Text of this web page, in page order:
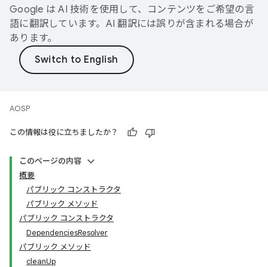
Google は AI 技術を使用して、コンテンツをご希望の言
語に翻訳しています。AI 翻訳には誤りが含まれる場合が
あります。
AOSP
この情報は役に立ちましたか？
このページの内容
概要
パブリック コンストラクタ
パブリック メソッド
パブリック コンストラクタ
DependenciesResolver
パブリック メソッド
cleanUp